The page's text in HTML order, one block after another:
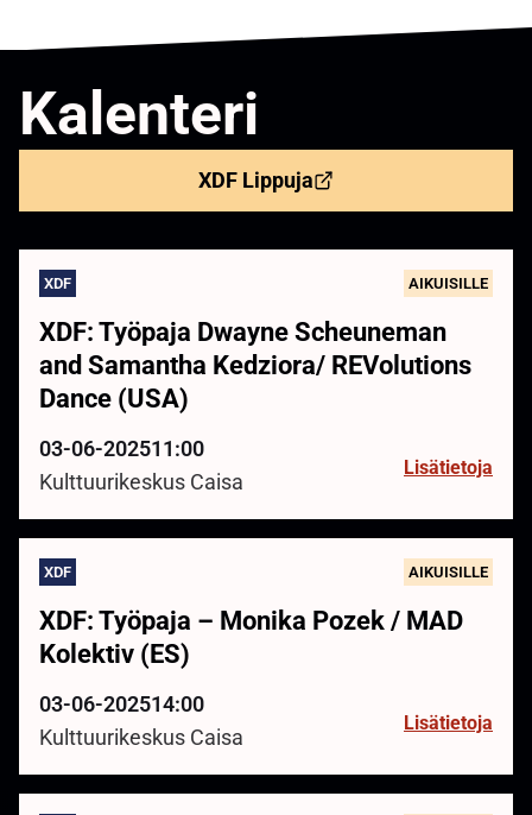
Kalenteri
XDF Lippuja
XDF AIKUISILLE
XDF: Työpaja Dwayne Scheuneman
and Samantha Kedziora/ REVolutions
Dance (USA)
03-06-202511:00
Kulttuurikeskus Caisa
Lisätietoja
XDF AIKUISILLE
XDF: Työpaja – Monika Pozek / MAD
Kolektiv (ES)
03-06-202514:00
Kulttuurikeskus Caisa
Lisätietoja